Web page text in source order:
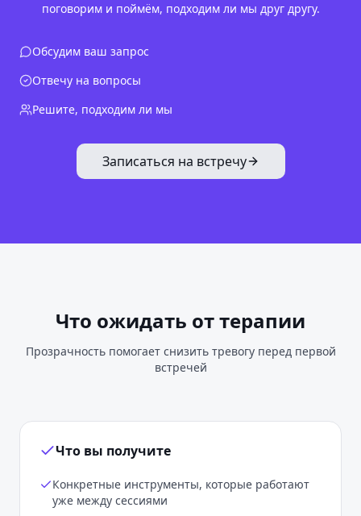
поговорим и поймём, подходим ли мы друг другу.
Обсудим ваш запрос
Отвечу на вопросы
Решите, подходим ли мы
Записаться на встречу
Что ожидать от терапии
Прозрачность помогает снизить тревогу перед первой
встречей
Что вы получите
Конкретные инструменты, которые работают
уже между сессиями